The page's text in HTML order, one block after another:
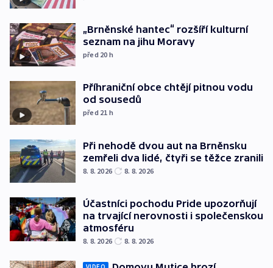
„Brněnské hantec“ rozšíří kulturní
seznam na jihu Moravy
před 20 h
Příhraniční obce chtějí pitnou vodu
od sousedů
před 21 h
Při nehodě dvou aut na Brněnsku
zemřeli dva lidé, čtyři se těžce zranili
8. 8. 2026 8. 8. 2026
Účastníci pochodu Pride upozorňují
na trvající nerovnosti i společenskou
atmosféru
8. 8. 2026 8. 8. 2026